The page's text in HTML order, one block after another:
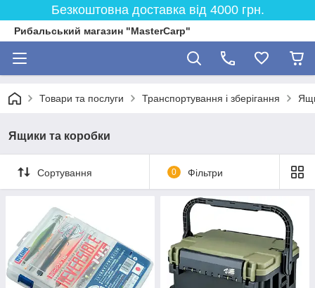
Безкоштовна доставка від 4000 грн.
Рибальський магазин "MasterCarp"
Товари та послуги Транспортування і зберігання
Ящики та коробки
Сортування 0 Фільтри